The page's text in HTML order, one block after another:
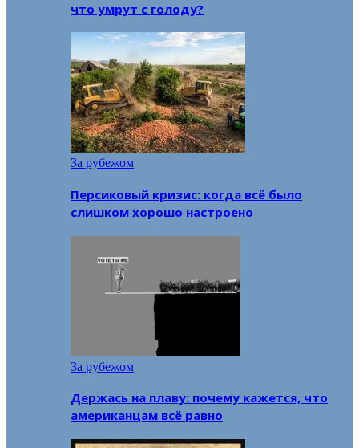
что умрут с голоду?
За рубежом
Персиковый кризис: когда всё было
слишком хорошо настроено
За рубежом
Держась на плаву: почему кажется, что
американцам всё равно